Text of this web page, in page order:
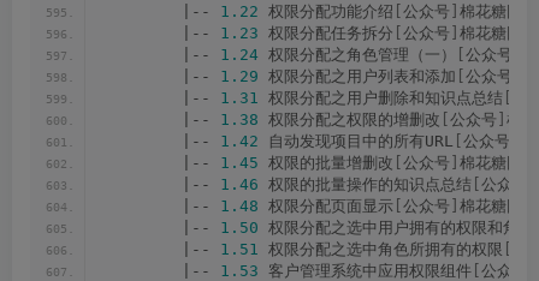
        |--
1.22 权限分配功能介绍 公众号 棉花糖网
        |--
1.23 权限分配任务拆分 公众号 棉花糖网
        |--
1.24 权限分配之角色管理（一） 公众号
        |--
1.29 权限分配之用户列表和添加 公众号
        |--
1.31 权限分配之用户删除和知识点总结
        |--
1.38 权限分配之权限的增删改 公众号 棉
        |--
1.42 自动发现项目中的所有URL 公众号
        |--
1.45 权限的批量增删改 公众号 棉花糖网
        |--
1.46 权限的批量操作的知识点总结 公众号
        |--
1.48 权限分配页面显示 公众号 棉花糖网
        |--
1.50 权限分配之选中用户拥有的权限和角色
        |--
1.51 权限分配之选中角色所拥有的权限
        |--
1.53 客户管理系统中应用权限组件 公众号